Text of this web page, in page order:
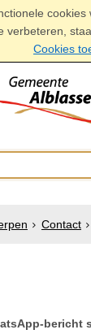
cookies
verbeteren,
Cookies
Contact
bericht